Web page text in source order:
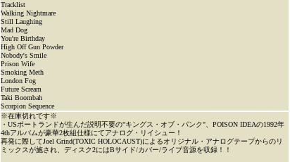
Tracklist
Walking Nightmare
Still Laughing
Mad Dog
You're Birthday
High Off Gun Powder
Nobody's Smile
Prison Wife
Smoking Meth
London Fog
Future Scream
Taki Boombah
Scorpion Sequence
※在庫切れです※
・USポートランドが生んだ説明不要の"キングス・オブ・パンク"、POISON IDEAの1992年
4thアルバムが豪華2枚組仕様にてアナログ・リイシュー！
再発に際してJoel Grind(TOXIC HOLOCAUST)によるオリジナル・アナログテープからのリ
ミックスが施され、ディスク2にはBサイド/カバー/ライブ音源を収録！！